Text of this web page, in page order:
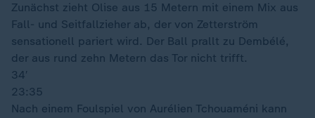
Zunächst zieht Olise aus 15 Metern mit einem Mix aus
Fall- und Seitfallzieher ab, der von Zetterström
sensationell pariert wird. Der Ball prallt zu Dembélé,
der aus rund zehn Metern das Tor nicht trifft.
34′
23:35
Nach einem Foulspiel von Aurélien Tchouaméni kann